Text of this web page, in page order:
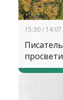
15:30 /